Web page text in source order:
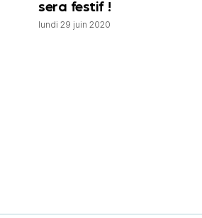
sera festif !
lundi 29 juin 2020